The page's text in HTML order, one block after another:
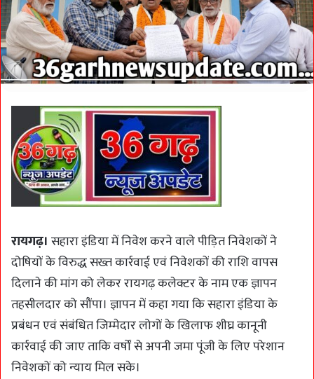
रायगढ़। सहारा इंडिया में निवेश करने वाले पीड़ित निवेशकों ने
दोषियों के विरुद्ध सख्त कार्रवाई एवं निवेशकों की राशि वापस
दिलाने की मांग को लेकर रायगढ़ कलेक्टर के नाम एक ज्ञापन
तहसीलदार को सौंपा। ज्ञापन में कहा गया कि सहारा इंडिया के
प्रबंधन एवं संबंधित जिम्मेदार लोगों के खिलाफ शीघ्र कानूनी
कार्रवाई की जाए ताकि वर्षों से अपनी जमा पूंजी के लिए परेशान
निवेशकों को न्याय मिल सके।